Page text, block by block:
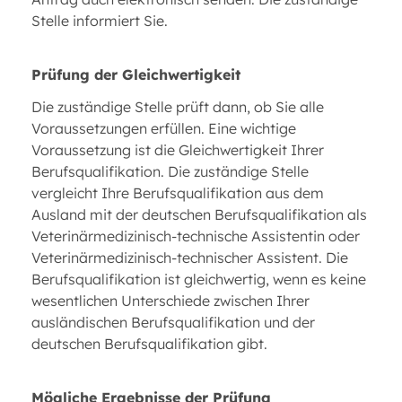
Stelle informiert Sie.
Prüfung der Gleichwertigkeit
Die zuständige Stelle prüft dann, ob Sie alle
Voraussetzungen erfüllen. Eine wichtige
Voraussetzung ist die Gleichwertigkeit Ihrer
Berufsqualifikation. Die zuständige Stelle
vergleicht Ihre Berufsqualifikation aus dem
Ausland mit der deutschen Berufsqualifikation als
Veterinärmedizinisch-technische Assistentin oder
Veterinärmedizinisch-technischer Assistent. Die
Berufsqualifikation ist gleichwertig, wenn es keine
wesentlichen Unterschiede zwischen Ihrer
ausländischen Berufsqualifikation und der
deutschen Berufsqualifikation gibt.
Mögliche Ergebnisse der Prüfung